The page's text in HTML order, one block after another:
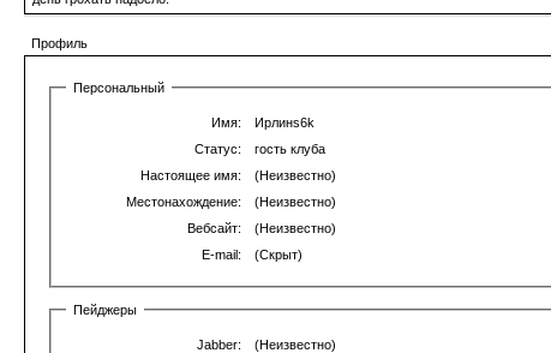
Профиль
Персональный
Имя:
Ирлинs6k
Статус:
гость клуба
Настоящее имя:
(Неизвестно)
Местонахождение:
(Неизвестно)
Вебсайт:
(Неизвестно)
E-mail:
(Скрыт)
Пейджеры
Jabber:
(Неизвестно)